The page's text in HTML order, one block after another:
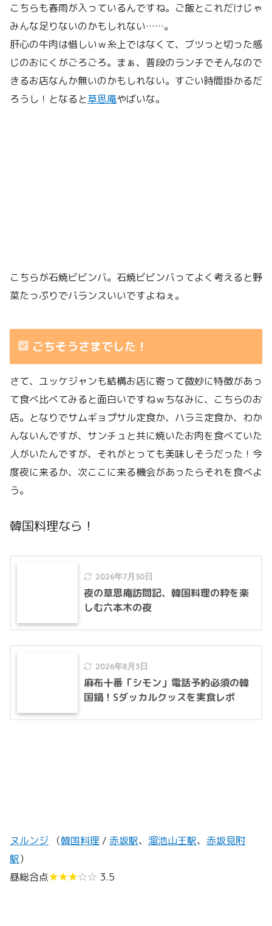
こちらも春雨が入っているんですね。ご飯とこれだけじゃ
みんな足りないのかもしれない……。
肝心の牛肉は惜しいｗ糸上ではなくて、ブツっと切った感
じのおにくがごろごろ。まぁ、普段のランチでそんなので
きるお店なんか無いのかもしれない。すごい時間掛かるだ
ろうし！となると草思庵やばいな。
こちらが石焼ビビンバ。石焼ビビンバってよく考えると野
菜たっぷりでバランスいいですよねぇ。
ごちそうさまでした！
さて、ユッケジャンも結構お店に寄って微妙に特徴があっ
て食べ比べてみると面白いですねｗちなみに、こちらのお
店。となりでサムギョプサル定食か、ハラミ定食か、わか
んないんですが、サンチュと共に焼いたお肉を食べていた
人がいたんですが、それがとっても美味しそうだった！今
度夜に来るか、次ここに来る機会があったらそれを食べよ
う。
韓国料理なら！
2026年7月30日
夜の草思庵訪問記、韓国料理の粋を楽
しむ六本木の夜
2026年8月3日
麻布十番「シモン」電話予約必須の韓
国鍋！Sダッカルクッスを実食レポ
ヌルンジ （韓国料理 / 赤坂駅、 溜池山王駅、 赤坂見附
駅）
昼総合点★★★☆☆ 3.5